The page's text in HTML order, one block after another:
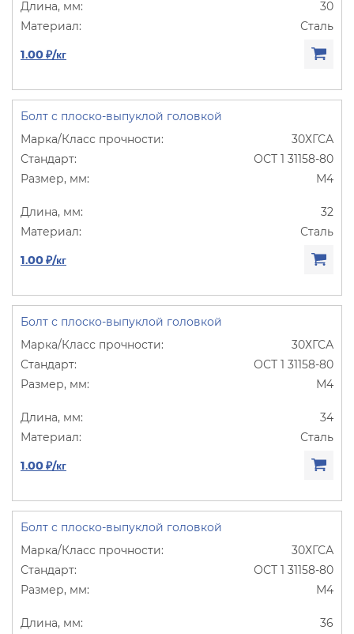
30
Сталь
1.00 ₽/кг
Болт с плоско-выпуклой головкой
30ХГСА
ОСТ 1 31158-80
М4
32
Сталь
1.00 ₽/кг
Болт с плоско-выпуклой головкой
30ХГСА
ОСТ 1 31158-80
М4
34
Сталь
1.00 ₽/кг
Болт с плоско-выпуклой головкой
30ХГСА
ОСТ 1 31158-80
М4
36